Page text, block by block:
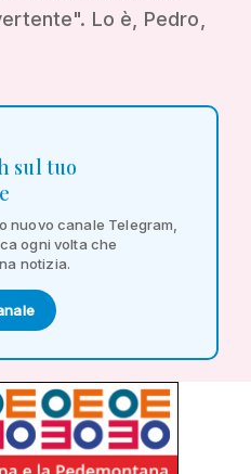
Lo è, Pedro,
sul tuo
nuovo canale Telegram,
ogni volta che
notizia.